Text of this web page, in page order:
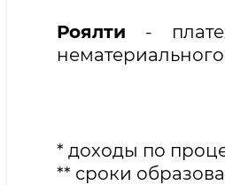
Роялти -
нематериального
* доходы по
** сроки